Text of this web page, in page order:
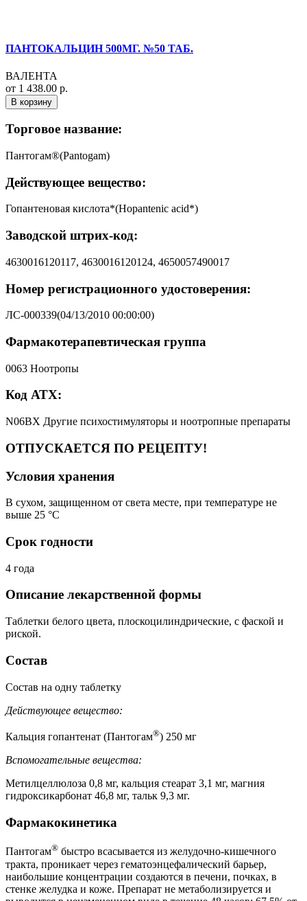
ПАНТОКАЛЬЦИН 500МГ. №50 ТАБ.
ВАЛЕНТА
от 1 438.00 р.
В корзину
Торговое название:
Пантогам®(Pantogam)
Действующее вещество:
Гопантеновая кислота*(Hopantenic acid*)
Заводской штрих-код:
4630016120117, 4630016120124, 4650057490017
Номер регистрационного удостоверения:
ЛС-000339(04/13/2010 00:00:00)
Фармакотерапевтическая группа
0063 Ноотропы
Код АТХ:
N06BX Другие психостимуляторы и ноотропные препараты
ОТПУСКАЕТСЯ ПО РЕЦЕПТУ!
Условия хранения
В сухом, защищенном от света месте, при температуре не
выше 25 °C
Срок годности
4 года
Описание лекарственной формы
Таблетки белого цвета, плоскоцилиндрические, с фаской и
риской.
Состав
Состав на одну таблетку
Действующее вещество:
Кальция гопантенат (Пантогам®) 250 мг
Вспомогательные вещества:
Метилцеллюлоза 0,8 мг, кальция стеарат 3,1 мг, магния
гидроксикарбонат 46,8 мг, тальк 9,3 мг.
Фармакокинетика
Пантогам® быстро всасывается из желудочно-кишечного
тракта, проникает через гематоэнцефалический барьер,
наибольшие концентрации создаются в печени, почках, в
стенке желудка и коже. Препарат не метаболизируется и